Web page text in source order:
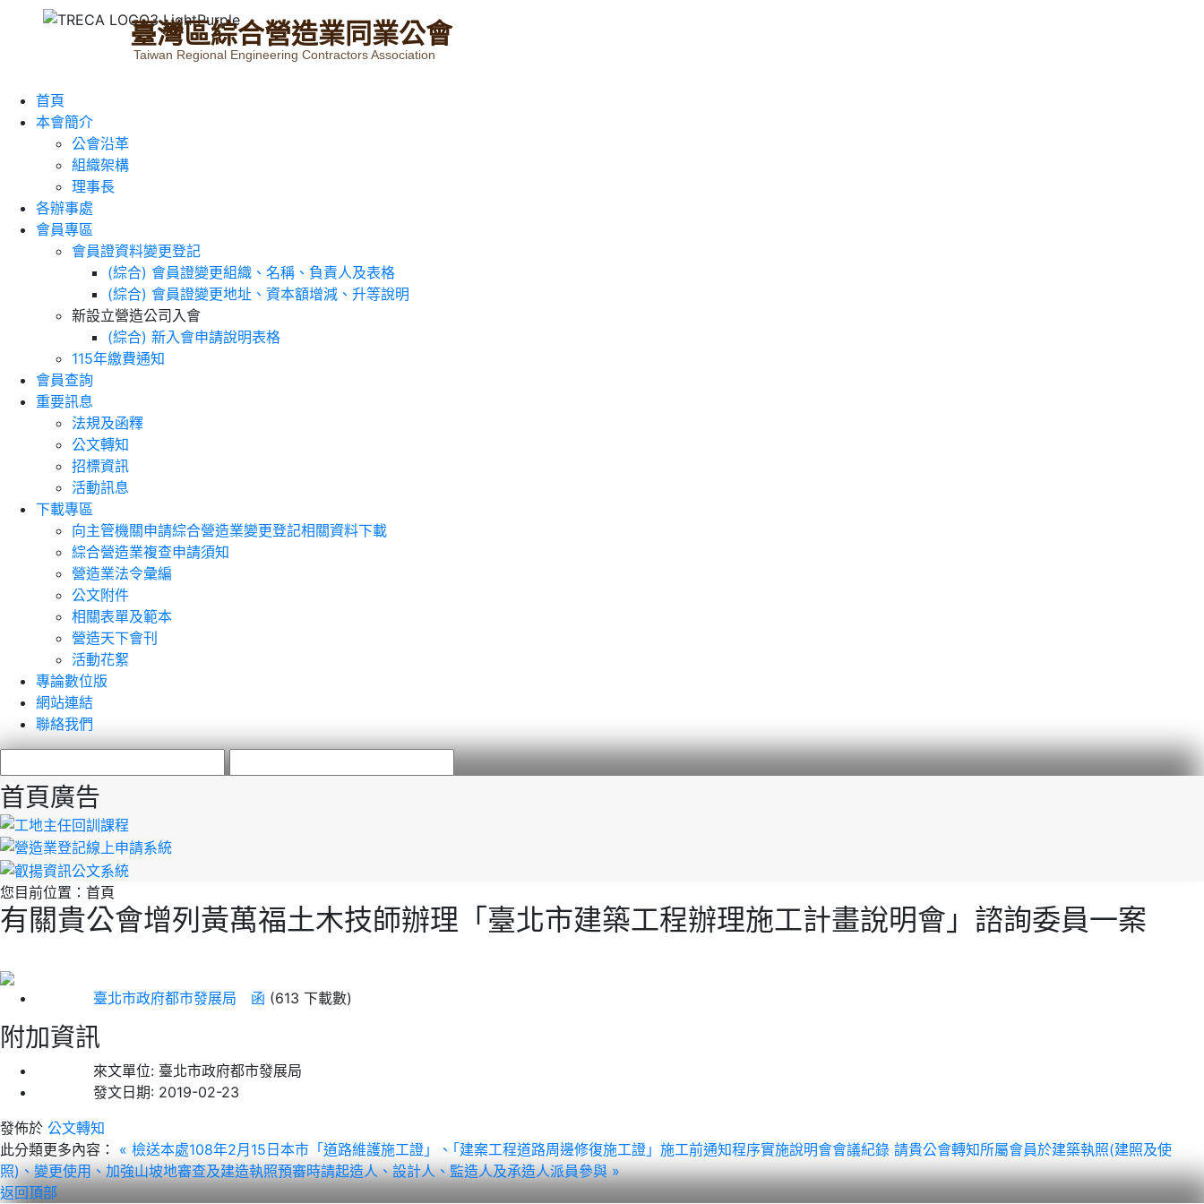
臺灣區綜合營造業同業公會
Taiwan Regional Engineering Contractors Association
首頁
本會簡介
公會沿革
組織架構
理事長
各辦事處
會員專區
會員證資料變更登記
(綜合) 會員證變更組織、名稱、負責人及表格
(綜合) 會員證變更地址、資本額增減、升等說明
新設立營造公司入會
(綜合) 新入會申請說明表格
115年繳費通知
會員查詢
重要訊息
法規及函釋
公文轉知
招標資訊
活動訊息
下載專區
向主管機關申請綜合營造業變更登記相關資料下載
綜合營造業複查申請須知
營造業法令彙編
公文附件
相關表單及範本
營造天下會刊
活動花絮
專論數位版
網站連結
聯絡我們
首頁廣告
您目前位置： 首頁
有關貴公會增列黃萬福土木技師辦理「臺北市建築工程辦理施工計畫說明會」諮詢委員一案
臺北市政府都市發展局 函 (613 下載數)
附加資訊
來文單位: 臺北市政府都市發展局
發文日期: 2019-02-23
發佈於 公文轉知
此分類更多內容： « 檢送本處108年2月15日本市「道路維護施工證」、｢建案工程道路周邊修復施工證」施工前通知程序實施說明會會議紀錄 請貴公會轉知所屬會員於建築執照(建照及使
照)、變更使用、加強山坡地審查及建造執照預審時請起造人、設計人、監造人及承造人派員參與 »
返回頂部